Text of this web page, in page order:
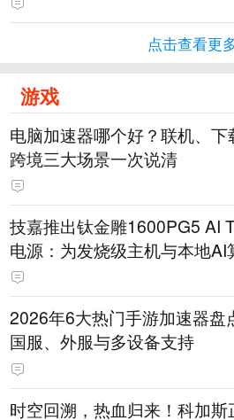
点击查看更
游戏
电脑加速器哪个好？联机、下
跨境三大场景一次说清
技嘉推出钛金雕1600PG5 AI
电源：为发烧级主机与本地AI
打造旗舰供电方案
2026年6大热门手游加速器盘
国服、外服与多设备支持
时空回溯，热血归来！科加斯